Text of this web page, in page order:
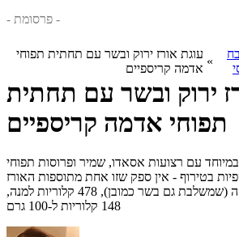
- פרסומת -
»
עוגת אורז ירוק ובשר עם תחתית תפוחי
אדמה קריספיים
ירוק ובשר עם תחתית
תפוחי אדמה קריספיים
עם רצועות אסאדו, שמיר ופרוסות תפוחי
בטירוף - אין ספק שזו אחת מתוספות האורז
הטעימות שתכינו לארוחה (שמשלבת גם בשר כמובן), 478 קלוריות למנה,
148 קלוריות ל-100 גרם